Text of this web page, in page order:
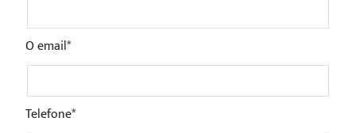
O email*
Telefone*